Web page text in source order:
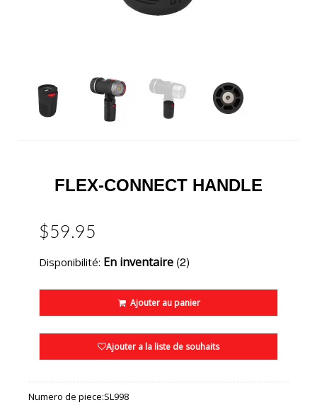
FLEX-CONNECT HANDLE
$59.95
Disponibilité: En inventaire (2)
Ajouter au panier
Ajouter a la liste de souhaits
Numero de piece:SL998